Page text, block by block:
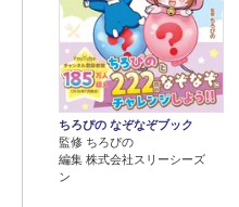
ちろぴの なぞなぞブック
監修 ちろぴの
編集 株式会社スリーシーズ
ン